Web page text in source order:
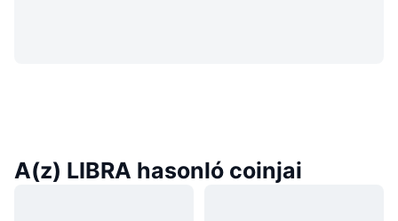
A(z) LIBRA hasonló coinjai